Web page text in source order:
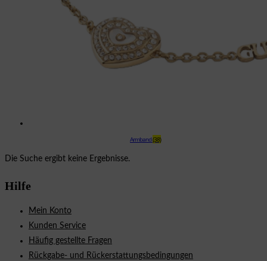
Armband(38)
Die Suche ergibt keine Ergebnisse.
Hilfe
Mein Konto
Kunden Service
Häufig gestellte Fragen
Rückgabe- und Rückerstattungsbedingungen